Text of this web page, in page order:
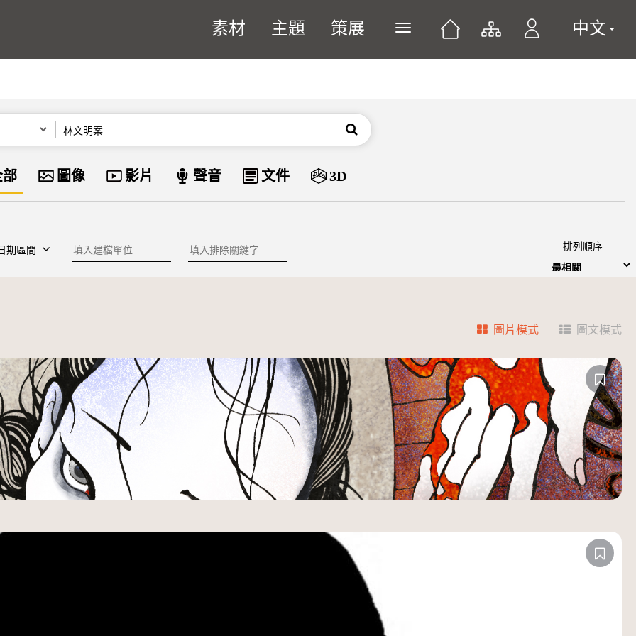
素材 主題 策展 展開或關閉主選單 中文
搜尋
資料類型
部 圖像 影片 聲音 文件 3D
期區間 建檔單位 排除關鍵字 排列順序
圖片模式 圖文模式